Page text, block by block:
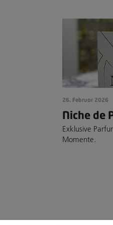
26. Februar 2026
Niche de
Exklusive
Momente.